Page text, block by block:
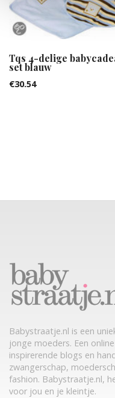
Tqs 4-delige
set blauw
€30.54
Babystraatje.nl is een
jonge moeders. Een
inspirerende blogs en
zwangerschap,
fashion. Babystraatje.nl,
voor jou en je kleintje.